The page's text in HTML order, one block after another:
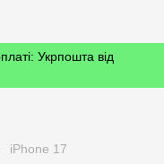
Укрпошта від
iPhone 17